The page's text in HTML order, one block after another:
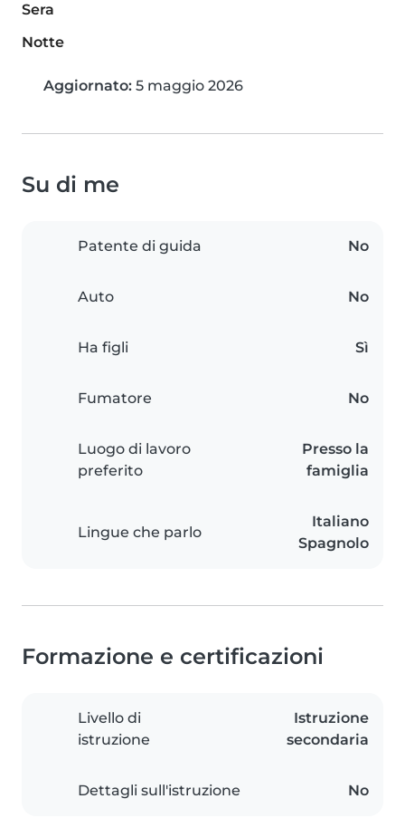
Sera
Notte
Aggiornato: 5 maggio 2026
Su di me
Patente di guida No
Auto No
Ha figli Sì
Fumatore No
Luogo di lavoro
preferito
Presso la
famiglia
Lingue che parlo
Italiano
Spagnolo
Formazione e certificazioni
Livello di
istruzione
Istruzione
secondaria
Dettagli sull'istruzione No